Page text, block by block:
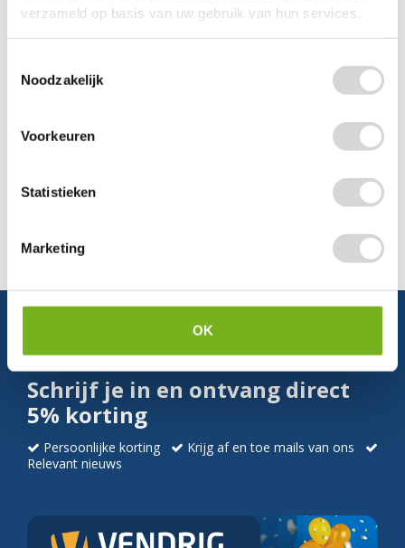
verzameld op basis van uw gebruik van hun services.
Noodzakelijk
Voorkeuren
Statistieken
Marketing
OK
Mailen
Vraag een speciale prijs op bij ons, wij
kijken naar de mogelijkheden.
Schrijf je in en ontvang direct
5% korting
Persoonlijke korting
Krijg af en toe mails van ons
Relevant nieuws